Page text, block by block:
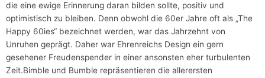
die eine ewige Erinnerung daran bilden sollte, positiv und
optimistisch zu bleiben. Denn obwohl die 60er Jahre oft als „The
Happy 60ies“ bezeichnet werden, war das Jahrzehnt von
Unruhen geprägt. Daher war Ehrenreichs Design ein gern
gesehener Freudenspender in einer ansonsten eher turbulenten
Zeit.Bimble und Bumble repräsentieren die allerersten